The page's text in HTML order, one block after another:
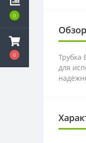
0
0
​Трубка
для